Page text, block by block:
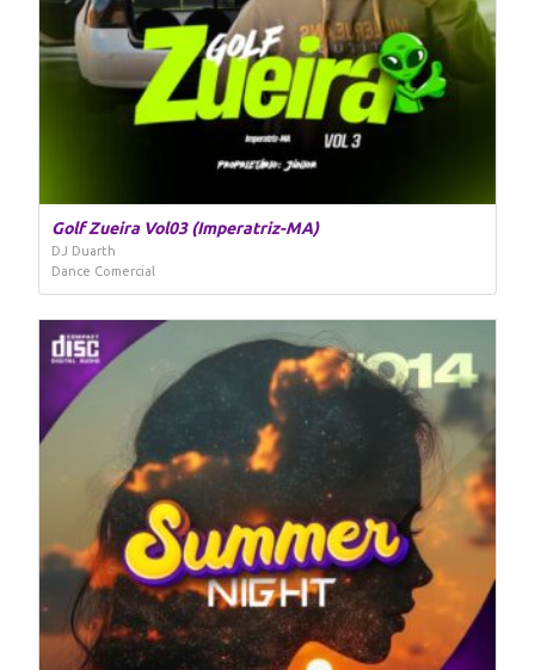
Golf Zueira Vol03 (Imperatriz-MA)
DJ Duarth
Dance Comercial